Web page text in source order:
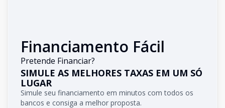
Financiamento Fácil
Pretende Financiar?
SIMULE AS MELHORES TAXAS EM UM SÓ
LUGAR
Simule seu financiamento em minutos com todos os
bancos e consiga a melhor proposta.